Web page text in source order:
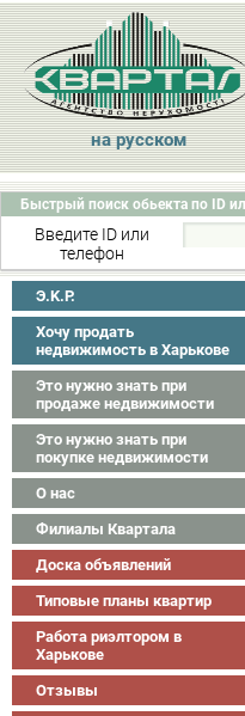
на русском
Быстрый поиск обьекта по ID
Введите ID или
телефон
Э.K.P.
Хочу продать
недвижимость в Харькове
Это нужно знать при
продаже недвижимости
Это нужно знать при
покупке недвижимости
О нас
Филиалы Квартала
Доска объявлений
Типовые планы квартир
Работа риэлтором в
Харькове
Отзывы